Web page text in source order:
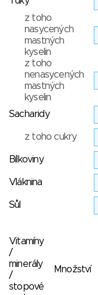
z toho
nasycených
mastných
kyselin
z toho
nenasycených
mastných
kyselin
Sacharidy
z toho cukry
Bílkoviny
Vláknina
Sůl
Vitamíny
/
minerály
/
stopové
Množství